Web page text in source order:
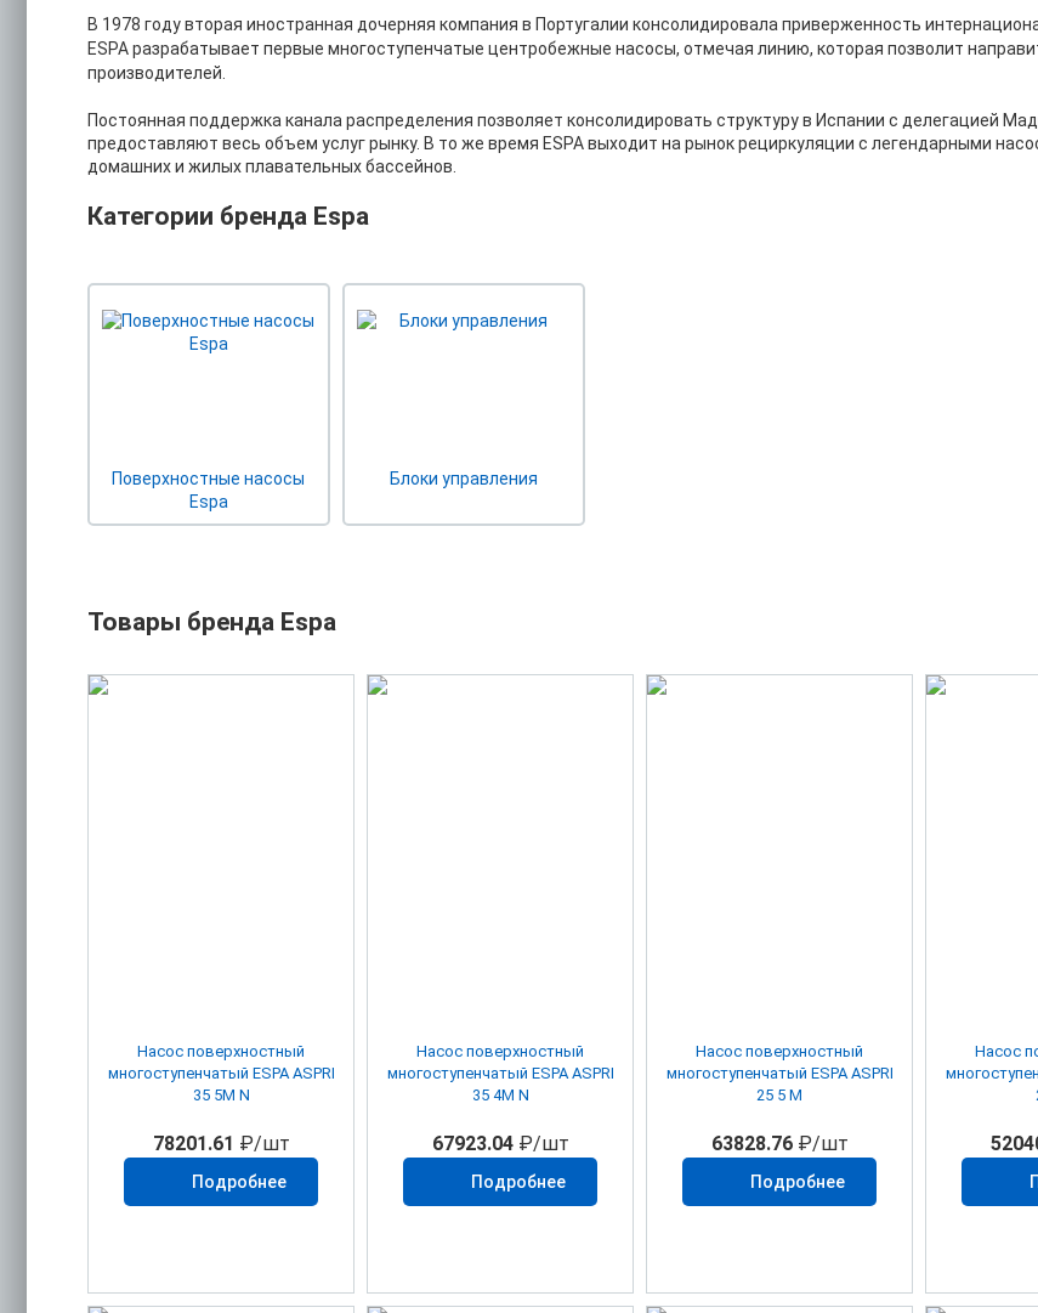
В 1978 году вторая иностранная дочерняя компания в Португалии консолидировала приверженность
ESPA разрабатывает первые многоступенчатые центробежные насосы, отмечая линию, которая позволит
производителей.
Постоянная поддержка канала распределения позволяет консолидировать структуру в Испании с делегацией
предоставляют весь объем услуг рынку. В то же время ESPA выходит на рынок рециркуляции с легендарными
домашних и жилых плавательных бассейнов.
Категории бренда Espa
Поверхностные насосы
Espa
Блоки управления
Товары бренда Espa
Насос поверхностный
многоступенчатый ESPA ASPRI
35 5М N
78201.61 ₽/шт
Подробнее
Насос поверхностный
многоступенчатый ESPA ASPRI
35 4M N
67923.04₽/шт
Подробнее
Насос поверхностный
многоступенчатый ESPA ASPRI
25 5 М
63828.76₽/шт
Подробнее
Насос